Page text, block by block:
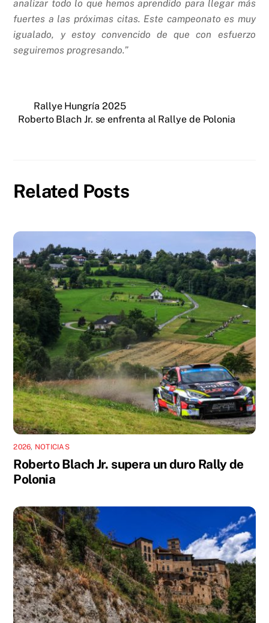
analizar todo lo que hemos aprendido para llegar más
fuertes a las próximas citas. Este campeonato es muy
igualado, y estoy convencido de que con esfuerzo
seguiremos progresando.”
Rallye Hungría 2025
Roberto Blach Jr. se enfrenta al Rallye de Polonia
Related Posts
2026, NOTICIAS
Roberto Blach Jr. supera un duro Rally de
Polonia